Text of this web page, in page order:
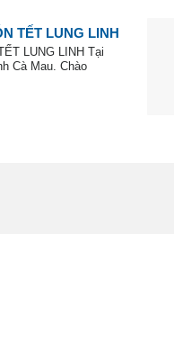
TẾT LUNG LINH
LUNG LINH Tại
Cà Mau. Chào